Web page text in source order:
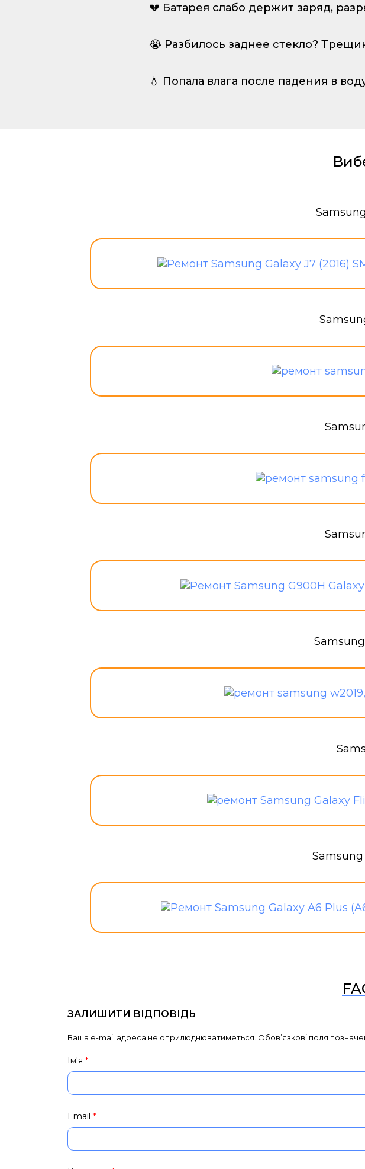
💔 Батарея слабо держит заряд,
😭 Разбилось заднее стекло?
💧 Попала влага после падения в
ЗАЛИШИТИ ВІДПОВІДЬ
Ваша e-mail адреса не оприлюднюватиметься. Обов’язкові поля
Ім'я *
Email *